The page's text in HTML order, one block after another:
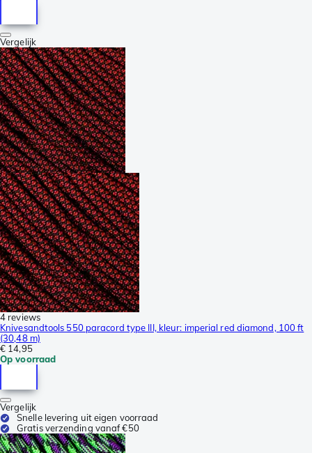
Vergelijk
4 reviews
Knivesandtools 550 paracord type III, kleur: imperial red diamond, 100 ft
(30,48 m)
€ 14,95
Op voorraad
Vergelijk
Snelle levering uit eigen voorraad
Gratis verzending vanaf €50